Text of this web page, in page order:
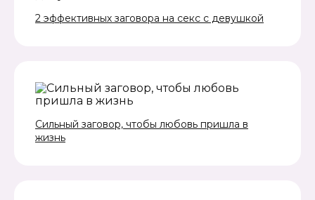
2 эффективных заговора на секс с девушкой
Сильный заговор, чтобы любовь пришла в
жизнь